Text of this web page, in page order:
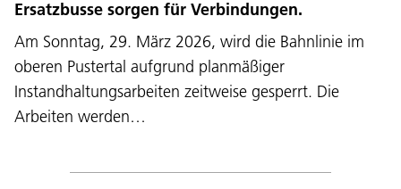
Ersatzbusse sorgen für Verbindungen.
Am Sonntag, 29. März 2026, wird die Bahnlinie im
oberen Pustertal aufgrund planmäßiger
Instandhaltungsarbeiten zeitweise gesperrt. Die
Arbeiten werden…